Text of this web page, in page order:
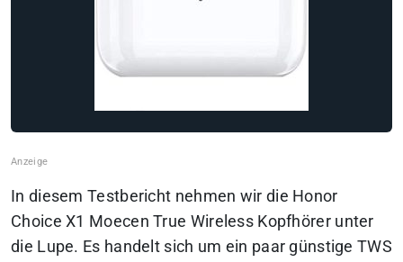
In diesem Testbericht nehmen wir die Honor
Choice X1 Moecen True Wireless Kopfhörer unter
die Lupe. Es handelt sich um ein paar günstige TWS